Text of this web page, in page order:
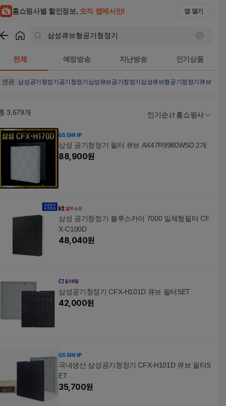
홈쇼핑사별 할인정보, 오직 앱에서만! 앱 열기
전체 예정방송 지난방송 인기상품
연관 삼성공기청정기 공기청정기 삼성큐브공기청정기삼성큐브형공기청정기큐브형
3,679개 인기순 홈쇼핑사
삼성 공기청정기 필터 큐브 AX47R9980WSD 2개
88,900원
삼성 공기청정기 블루스카이 7000 일체형필터 CF
X-C100D
48,040원
삼성공기청정기 CFX-H101D 큐브 필터SET
42,000원
국내생산 삼성공기청정기 CFX-H101D 큐브 필터S
ET
35,700원